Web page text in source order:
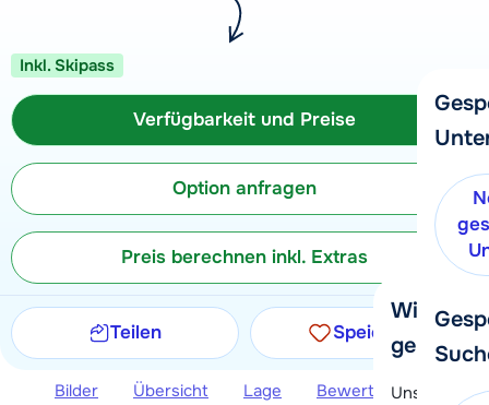
Wir
gerne
Unser
Inkl. Skipass
Verfügbarkeit und Preise
Option anfragen
Preis berechnen inkl. Extras
Teilen Speichern
Bilder Übersicht Lage Bewertungen